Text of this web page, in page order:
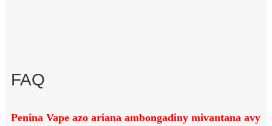
FAQ
Penina Vape azo ariana ambongadiny mivantana avy